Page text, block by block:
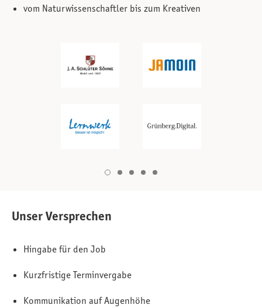
vom Naturwissenschaftler bis zum Kreativen
Unser Versprechen
Hingabe für den Job
Kurzfristige Terminvergabe
Kommunikation auf Augenhöhe